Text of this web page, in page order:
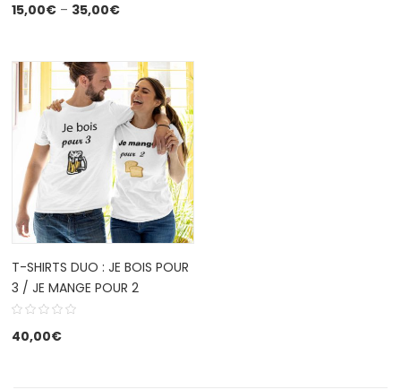
15,00€– 35,00€
T-SHIRTS DUO : JE BOIS POUR
3 / JE MANGE POUR 2
40,00€